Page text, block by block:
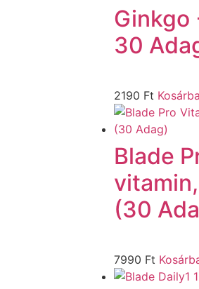
Ginkgo
30
2190 Ft
Blade
(30
7990 Ft